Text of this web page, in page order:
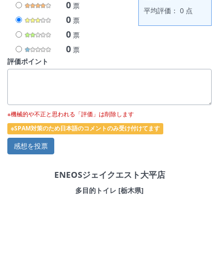
0 票
0 票
0 票
0 票
平均評価： 0 点
評価ポイント
※機械的や不正と思われる「評価」は削除します
※SPAM対策のため日本語のコメントのみ受け付けてます
ENEOSジェイクエスト大平店
多目的トイレ [栃木県]